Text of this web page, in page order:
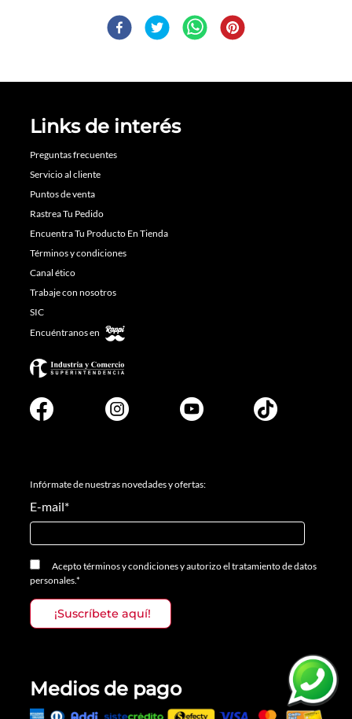
Links de interés
Preguntas frecuentes
Servicio al cliente
Puntos de venta
Rastrea Tu Pedido
Encuentra Tu Producto En Tienda
Términos y condiciones
Canal ético
Trabaje con nosotros
SIC
Encuéntranos en
Infórmate de nuestras novedades y ofertas:
E-mail*
Aceptotérminos y condicionesyautorizo el tratamiento de datos
personales.*
Medios de pago